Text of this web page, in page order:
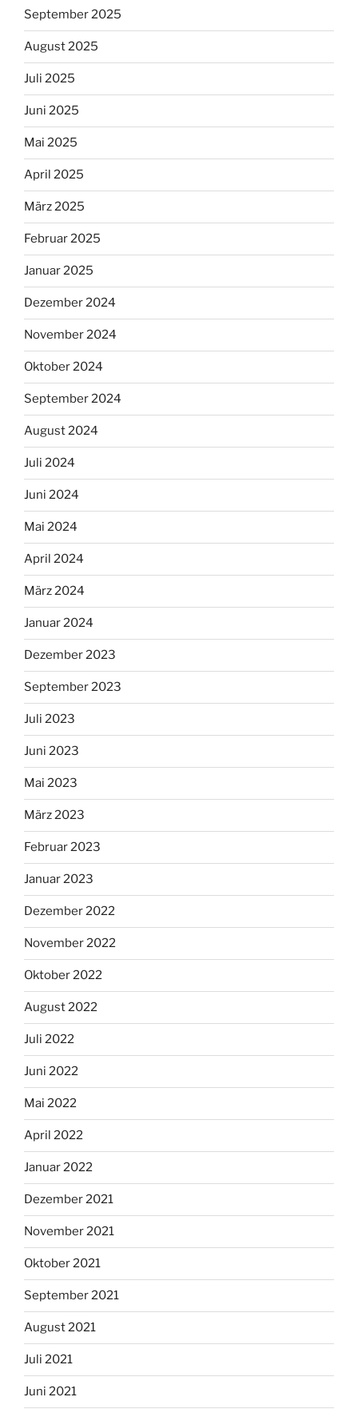
September 2025
August 2025
Juli 2025
Juni 2025
Mai 2025
April 2025
März 2025
Februar 2025
Januar 2025
Dezember 2024
November 2024
Oktober 2024
September 2024
August 2024
Juli 2024
Juni 2024
Mai 2024
April 2024
März 2024
Januar 2024
Dezember 2023
September 2023
Juli 2023
Juni 2023
Mai 2023
März 2023
Februar 2023
Januar 2023
Dezember 2022
November 2022
Oktober 2022
August 2022
Juli 2022
Juni 2022
Mai 2022
April 2022
Januar 2022
Dezember 2021
November 2021
Oktober 2021
September 2021
August 2021
Juli 2021
Juni 2021